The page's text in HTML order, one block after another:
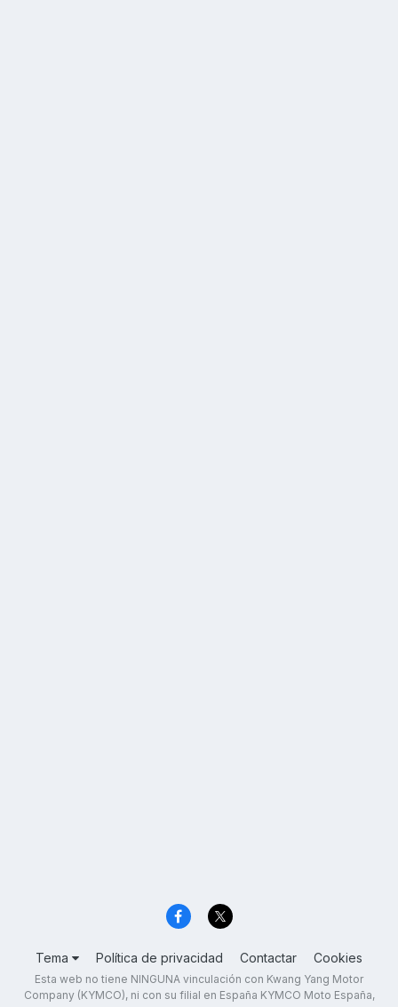
Tema Política de privacidad Contactar Cookies
Esta web no tiene NINGUNA vinculación con Kwang Yang Motor
Company (KYMCO), ni con su filial en España KYMCO Moto España,